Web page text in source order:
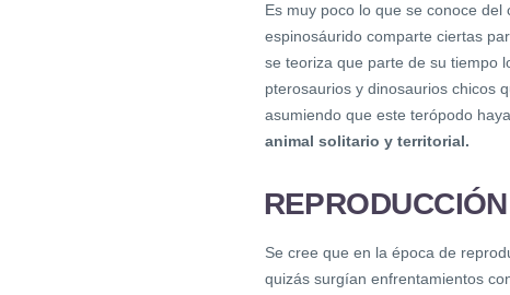
Es muy poco lo que se conoce
espinosáurido comparte ciertas
se teoriza que parte de su tiempo
pterosaurios y dinosaurios chicos
asumiendo que este terópodo
animal solitario y territorial.
REPRODUCCIÓN
Se cree que en la época de
quizás surgían enfrentamientos